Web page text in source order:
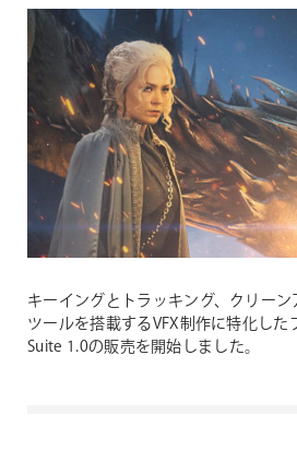
キーイングとトラッキング、クリー
ツールを搭載するVFX制作に特化した
Suite 1.0の販売を開始しました。